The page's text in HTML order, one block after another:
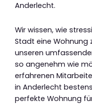
Anderlecht.
Wir wissen, wie
Stadt eine Wohnung
unseren
so angenehm wie
erfahrenen
in Anderlecht
perfekte Wohnung